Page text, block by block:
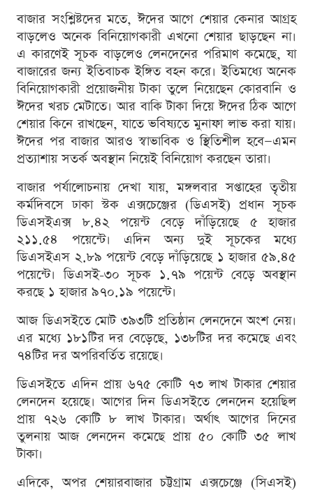
বাজার সংশ্লিষ্টদের মতে, ঈদের আগে শেয়ার কেনার আগ্রহ
বাড়লেও অনেক বিনিয়োগকারী এখনো শেয়ার ছাড়ছেন না।
এ কারণেই সূচক বাড়লেও লেনদেনের পরিমাণ কমেছে, যা
বাজারের জন্য ইতিবাচক ইঙ্গিত বহন করে। ইতিমধ্যে অনেক
বিনিয়োগকারী প্রয়োজনীয় টাকা তুলে নিয়েছেন কোরবানি ও
ঈদের খরচ মেটাতে। আর বাকি টাকা দিয়ে ঈদের ঠিক আগে
শেয়ার কিনে রাখছেন, যাতে ভবিষ্যতে মুনাফা লাভ করা যায়।
ঈদের পর বাজার আরও স্বাভাবিক ও স্থিতিশীল হবে—এমন
প্রত্যাশায় সতর্ক অবস্থান নিয়েই বিনিয়োগ করছেন তারা।
বাজার পর্যালোচনায় দেখা যায়, মঙ্গলবার সপ্তাহের তৃতীয়
কর্মদিবসে ঢাকা স্টক এক্সচেঞ্জের (ডিএসই) প্রধান সূচক
ডিএসইএক্স ৮.৪২ পয়েন্ট বেড়ে দাঁড়িয়েছে ৫ হাজার
২১১.৫৪ পয়েন্টে। এদিন অন্য দুই সূচকের মধ্যে
ডিএসইএস ২.৮৯ পয়েন্ট বেড়ে দাঁড়িয়েছে ১ হাজার ৫৯.৪৫
পয়েন্টে। ডিএসই-৩০ সূচক ১.৭৯ পয়েন্ট বেড়ে অবস্থান
করছে ১ হাজার ৯৭০.১৯ পয়েন্টে।
আজ ডিএসইতে মোট ৩৯৩টি প্রতিষ্ঠান লেনদেনে অংশ নেয়।
এর মধ্যে ১৮১টির দর বেড়েছে, ১৩৮টির দর কমেছে এবং
৭৪টির দর অপরিবর্তিত রয়েছে।
ডিএসইতে এদিন প্রায় ৬৭৫ কোটি ৭৩ লাখ টাকার শেয়ার
লেনদেন হয়েছে। আগের দিন ডিএসইতে লেনদেন হয়েছিল
প্রায় ৭২৬ কোটি ৮ লাখ টাকার। অর্থাৎ আগের দিনের
তুলনায় আজ লেনদেন কমেছে প্রায় ৫০ কোটি ৩৫ লাখ
টাকা।
এদিকে, অপর শেয়ারবাজার চট্টগ্রাম এক্সচেঞ্জে (সিএসই)